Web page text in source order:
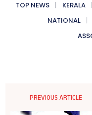
TOP NEWS KERALA
NATIONAL
PREVIOUS ARTICLE